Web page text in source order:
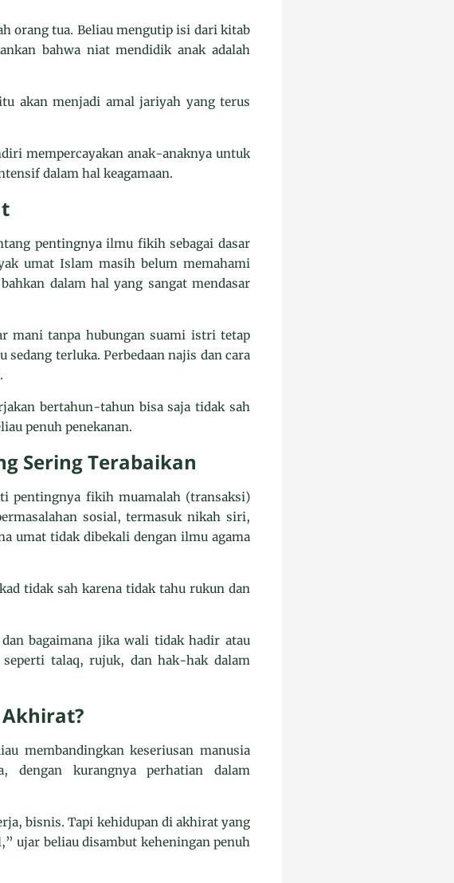
orang tua. Beliau mengutip isi dari kitab
bahwa niat mendidik anak adalah
akan menjadi amal jariyah yang terus
mempercayakan anak-anaknya untuk
dalam hal keagamaan.
pentingnya ilmu fikih sebagai dasar
umat Islam masih belum memahami
dalam hal yang sangat mendasar
mani tanpa hubungan suami istri tetap
terluka. Perbedaan najis dan cara
bertahun-tahun bisa saja tidak sah
penuh penekanan.
Sering Terabaikan
pentingnya fikih muamalah (transaksi)
sosial, termasuk nikah siri,
umat tidak dibekali dengan ilmu agama
tidak sah karena tidak tahu rukun dan
bagaimana jika wali tidak hadir atau
talaq, rujuk, dan hak-hak dalam
membandingkan keseriusan manusia
dengan kurangnya perhatian dalam
bisnis. Tapi kehidupan di akhirat yang
ujar beliau disambut keheningan penuh